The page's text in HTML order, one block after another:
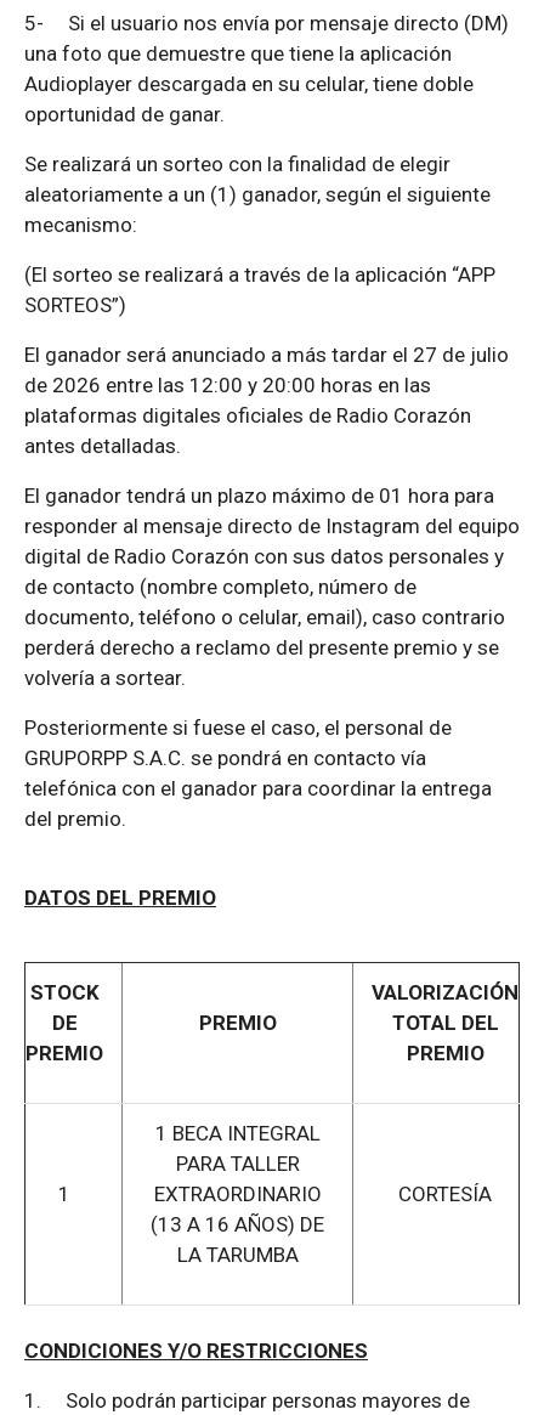
5- Si el usuario nos envía por mensaje directo (DM)
una foto que demuestre que tiene la aplicación
Audioplayer descargada en su celular, tiene doble
oportunidad de ganar.
Se realizará un sorteo con la finalidad de elegir
aleatoriamente a un (1) ganador, según el siguiente
mecanismo:
(El sorteo se realizará a través de la aplicación “APP
SORTEOS”)
El ganador será anunciado a más tardar el 27 de julio
de 2026 entre las 12:00 y 20:00 horas en las
plataformas digitales oficiales de Radio Corazón
antes detalladas.
El ganador tendrá un plazo máximo de 01 hora para
responder al mensaje directo de Instagram del equipo
digital de Radio Corazón con sus datos personales y
de contacto (nombre completo, número de
documento, teléfono o celular, email), caso contrario
perderá derecho a reclamo del presente premio y se
volvería a sortear.
Posteriormente si fuese el caso, el personal de
GRUPORPP S.A.C. se pondrá en contacto vía
telefónica con el ganador para coordinar la entrega
del premio.
DATOS DEL PREMIO
STOCK
DE
PREMIO
PREMIO
VALORIZACIÓN
TOTAL DEL
PREMIO
1
1 BECA INTEGRAL
PARA TALLER
EXTRAORDINARIO
(13 A 16 AÑOS) DE
LA TARUMBA
CORTESÍA
CONDICIONES Y/O RESTRICCIONES
1. Solo podrán participar personas mayores de